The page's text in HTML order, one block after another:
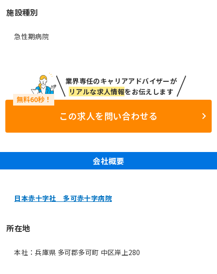
施設種別
急性期病院
業界専任のキャリアアドバイザーが
リアルな求人情報をお伝えします
この求人を問い合わせる
会社概要
日本赤十字社 多可赤十字病院
所在地
本社：兵庫県 多可郡多可町 中区岸上280